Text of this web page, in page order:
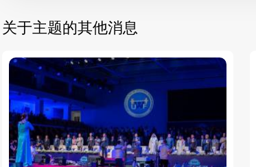
关于主题的其他消息